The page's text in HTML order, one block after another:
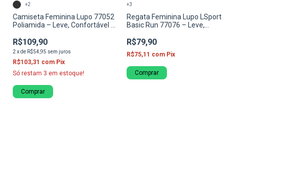
Camiseta Feminina Lupo 77052
Poliamida – Leve, Confortável e
R$109,90
2xde R$54,95 sem juros
R$103,31 com Pix
Só restam 3 em estoque!
+2
Comprar
Regata Feminina Lupo LSport
Basic Run 77076 – Leve,
R$79,90
R$75,11 com Pix
+3
Comprar